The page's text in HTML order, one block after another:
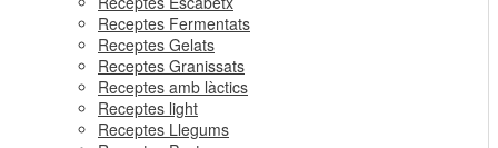
Receptes Fermentats
Receptes Gelats
Receptes Granissats
Receptes amb làctics
Receptes light
Receptes Llegums